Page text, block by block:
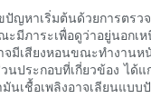
ปัญหาเริ่มต้นด้วยการตร
ะมีภาระเพื่อดูว่าอยู่นอก
มีเสียงหอนขณะทำงาน
นประกอบที่เกี่ยวข้อง ได้
นเชื้อเพลิงอาจเลียนแบบ